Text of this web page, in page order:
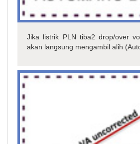
Jika listrik PLN tiba2 drop/over
akan langsung mengambil alih